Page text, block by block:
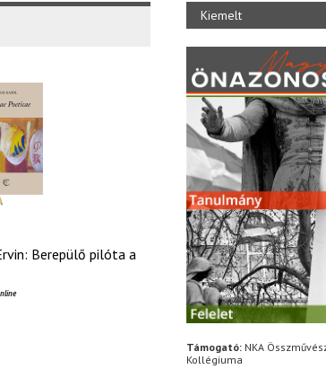
Berepülő pilóta a
Kiemelt
Támogató: NKA
Kollégiuma